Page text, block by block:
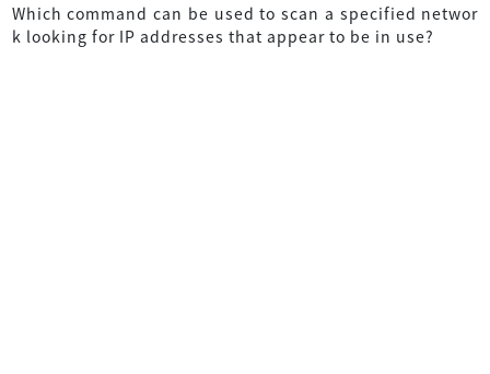
Which command can be used to scan a specified networ
k looking for IP addresses that appear to be in use?